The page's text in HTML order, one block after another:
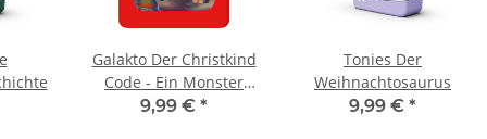
Galakto Der Christkind
Code - Ein Monster
unterm Tannenbaum
9,99 € *
Tonies Der
Weihnachtosaurus
9,99 € *